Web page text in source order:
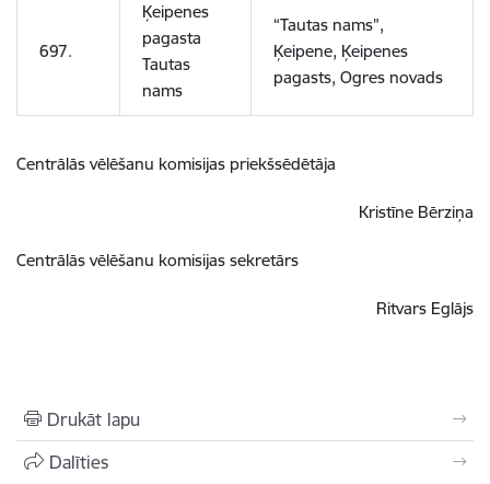
697.
Ķeipenes
pagasta
Tautas
nams
“Tautas nams”,
Ķeipene, Ķeipenes
pagasts, Ogres novads
Centrālās vēlēšanu komisijas priekšsēdētāja
Kristīne Bērziņa
Centrālās vēlēšanu komisijas sekretārs
Ritvars Eglājs
Drukāt lapu
Dalīties